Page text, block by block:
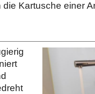
Kartusche einer